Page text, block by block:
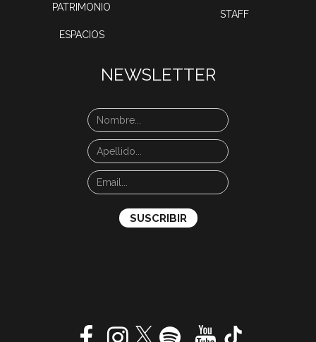
PATRIMONIO
ESPACIOS
STAFF
NEWSLETTER